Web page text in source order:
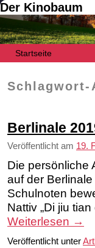
Der Kinobaum
Startseite
Schlagwort-
Berlinale
Veröffentlicht am 19.
Die persönliche
auf der
Schulnoten
Nattiv „Di jiu
Weiterlesen →
Veröffentlicht unter